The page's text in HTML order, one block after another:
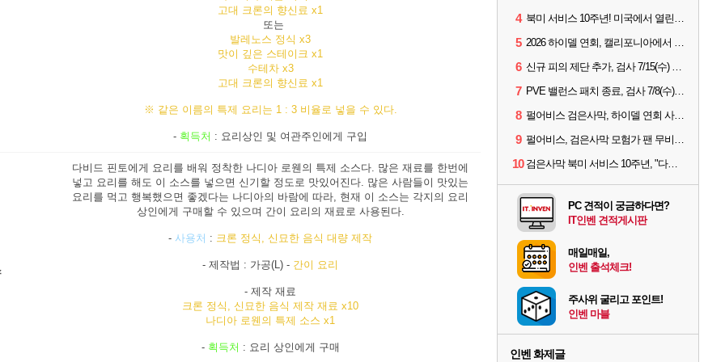
고대 크론의 향신료 x1
또는
발레노스 정식 x3
맛이 깊은 스테이크 x1
수테차 x3
고대 크론의 향신료 x1
※ 같은 이름의 특제 요리는 1 : 3 비율로 넣을 수 있다.
- 획득처 : 요리상인 및 여관주인에게 구입
다비드 핀토에게 요리를 배워 정착한 나디아 로웬의 특제 소스다. 많은 재료를 한번에
넣고 요리를 해도 이 소스를 넣으면 신기할 정도로 맛있어진다. 많은 사람들이 맛있는
요리를 먹고 행복했으면 좋겠다는 나디아의 바람에 따라, 현재 이 소스는 각지의 요리
상인에게 구매할 수 있으며 간이 요리의 재료로 사용된다.
- 사용처 : 크론 정식, 신묘한 음식 대량 제작
- 제작법 : 가공(L) - 간이 요리
- 제작 재료
크론 정식, 신묘한 음식 제작 재료 x10
나디아 로웬의 특제 소스 x1
- 획득처 : 요리 상인에게 구매
4
북미 서비스 10주년! 미국에서 열린 '검은사막 하이델 연회'
5 2026 하이델 연회, 캘리포니아에서 개최
6 신규 피의 제단 추가, 검사 7/15(수) 패치 핵심 정리
7 PVE 밸런스 패치 종료, 검사 7/8(수) 패치 핵심 정리
8 펄어비스 검은사막, 하이델 연회 사전 이벤트 시작
9 펄어비스, 검은사막 모험가 팬 무비 '마디걸스' 글로벌 상영회 개최
10 검은사막 북미 서비스 10주년, "다음 10년도 우리만의 액션으로"
PC 견적이 궁금하다면?
IT인벤 견적게시판
매일매일,
인벤 출석체크!
주사위 굴리고 포인트!
인벤 마블
인벤 화제글